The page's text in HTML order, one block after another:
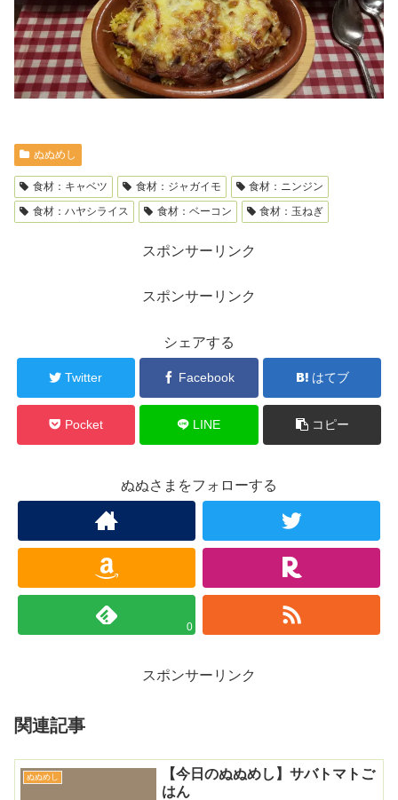
ぬぬめし
食材：キャベツ 食材：ジャガイモ
食材：ニンジン
食材：ハヤシライス
食材：ベーコン 食材：玉ねぎ
スポンサーリンク
スポンサーリンク
シェアする
Twitter Facebook はてブ
Pocket LINE コピー
ぬぬさまをフォローする
0
スポンサーリンク
関連記事
ぬぬめし
【今日のぬぬめし】サバトマトご
はん